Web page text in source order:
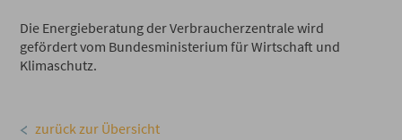
Die Energieberatung der Verbraucherzentrale wird
gefördert vom Bundesministerium für Wirtschaft und
Klimaschutz.
zurück zur Übersicht